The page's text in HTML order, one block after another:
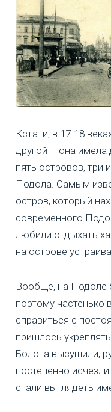
Кстати, в 17-18
другой – она имела
пять островов, три
Подола. Самым
остров, который
современного
любили отдыхать
на острове
Вообще, на Подоле
поэтому частенько
справиться с
пришлось
Болота высушили,
постепенно
стали выглядеть